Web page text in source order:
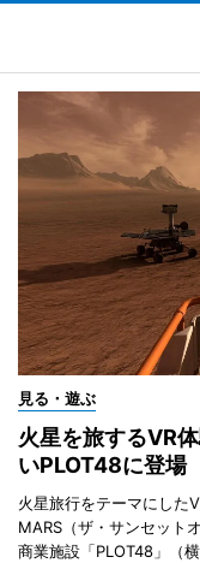
見る・遊ぶ
火星を旅するVR
いPLOT48に登場
火星旅行をテーマにした
MARS（ザ・サンセット
商業施設「PLOT48」（